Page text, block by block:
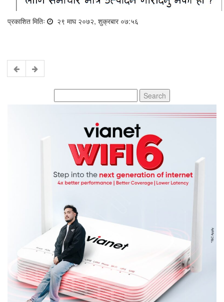
प्रकाशित मितिः २९ माघ २०७२, शुक्रबार ०७:५६
for: